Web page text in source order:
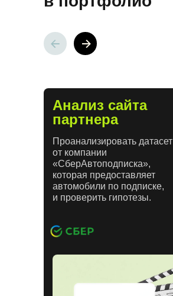
Анализ сайта
партнера
Проанализировать датасет
от компании
«СберАвтоподписка»,
которая предоставляет
автомобили по подписке,
и проверить гипотезы.